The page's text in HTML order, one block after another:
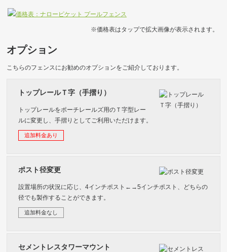
※価格表はタップで拡大画像が表示されます。
オプション
こちらのフェンスにお勧めのオプションをご紹介しております。
トップレールＴ字（手摺り）
トップレールをポーチレールズ用のＴ字型レー
ルに変更し、手摺りとしてご利用いただけます。
追加料金あり
ポスト径変更
設置場所の状況に応じ、4インチポスト←→5インチポスト、どちらの
径でも製作することができます。
追加料金なし
セメントレスタワーマウント